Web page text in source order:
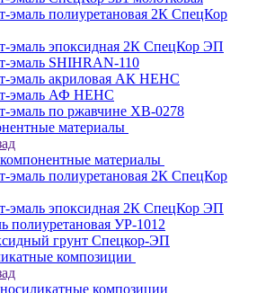
эмаль полиуретановая 2К СпецКор
эмаль эпоксидная 2К СпецКор ЭП
эмаль SHIHRAN-110
эмаль акриловая АК НЕНС
эмаль АФ НЕНС
эмаль по ржавчине ХВ-0278
материалы
материалы
эмаль полиуретановая 2К СпецКор
эмаль эпоксидная 2К СпецКор ЭП
полиуретановая УР-1012
грунт Спецкор-ЭП
композиции
композиции